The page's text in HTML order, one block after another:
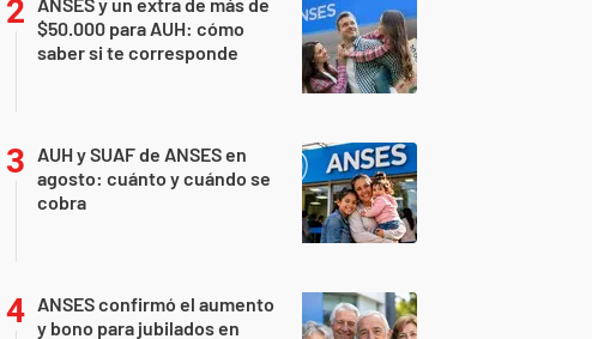
$50.000 para AUH: cómo
saber si te corresponde
AUH y SUAF de ANSES en
agosto: cuánto y cuándo se
cobra
ANSES confirmó el aumento
y bono para jubilados en